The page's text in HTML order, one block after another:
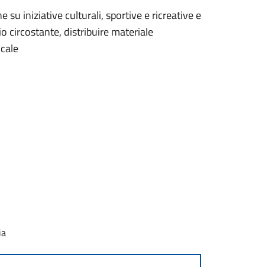
su iniziative culturali, sportive e ricreative e
circostante, distribuire materiale